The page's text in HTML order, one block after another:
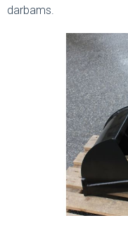
darbams.